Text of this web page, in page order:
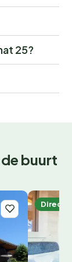
25?
buurt
Direct